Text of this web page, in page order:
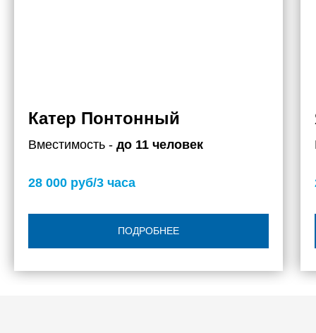
Катер Понтонный
Вместимость - до 11 человек
28 000 руб/3 часа
ПОДРОБНЕЕ